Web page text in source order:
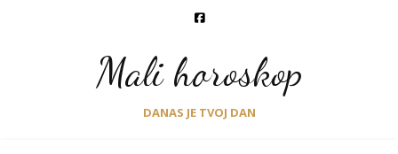
Mali horoskop
DANAS JE TVOJ DAN